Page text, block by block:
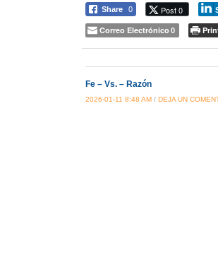
Share 0 Post 0
Correo Electrónico 0
Fe – Vs. – Razón
2026-01-11 8:48 AM / DEJA UN